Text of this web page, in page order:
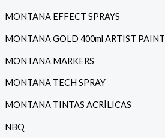
MONTANA EFFECT SPRAYS
MONTANA GOLD 400ml ARTIST PAINT
MONTANA MARKERS
MONTANA TECH SPRAY
MONTANA TINTAS ACRÍLICAS
NBQ